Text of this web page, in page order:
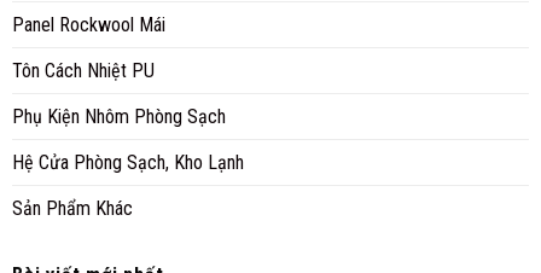
Panel Rockwool Mái
Tôn Cách Nhiệt PU
Phụ Kiện Nhôm Phòng Sạch
Hệ Cửa Phòng Sạch, Kho Lạnh
Sản Phẩm Khác